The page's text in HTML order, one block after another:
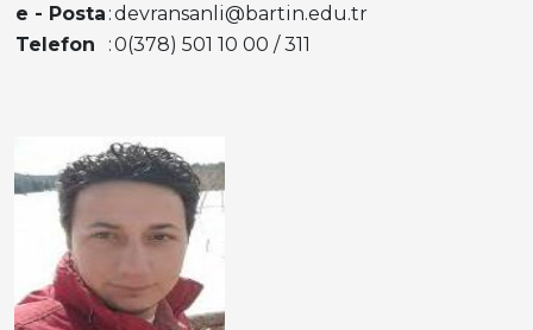
e - Posta :devransanli@bartin.edu.tr
Telefon
:0(378) 501 10 00 / 311